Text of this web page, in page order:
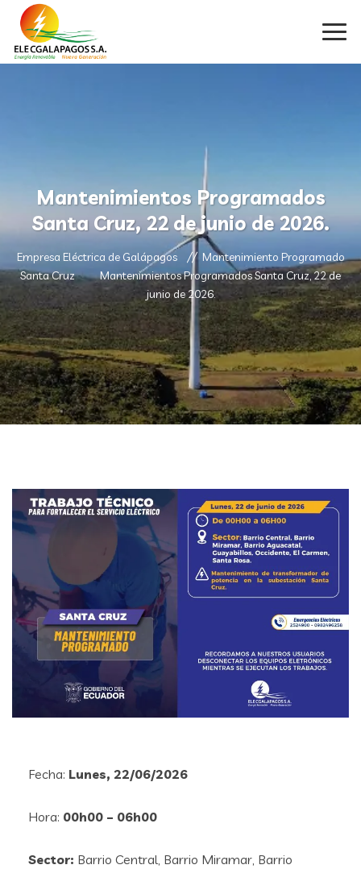
Mantenimientos Programados
Santa Cruz, 22 de junio de 2026.
Empresa Eléctrica de Galápagos
Mantenimiento Programado
Santa Cruz
Mantenimientos Programados Santa Cruz, 22 de
junio de 2026.
Fecha: Lunes, 22/06/2026
Hora: 00h00 – 06h00
Sector: Barrio Central, Barrio Miramar, Barrio